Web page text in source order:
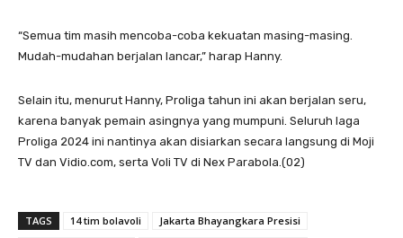
“Semua tim masih mencoba-coba kekuatan masing-masing.
Mudah-mudahan berjalan lancar,” harap Hanny.
Selain itu, menurut Hanny, Proliga tahun ini akan berjalan seru,
karena banyak pemain asingnya yang mumpuni. Seluruh laga
Proliga 2024 ini nantinya akan disiarkan secara langsung di Moji
TV dan Vidio.com, serta Voli TV di Nex Parabola.(02)
TAGS 14 tim bolavoli
Jakarta Bhayangkara Presisi